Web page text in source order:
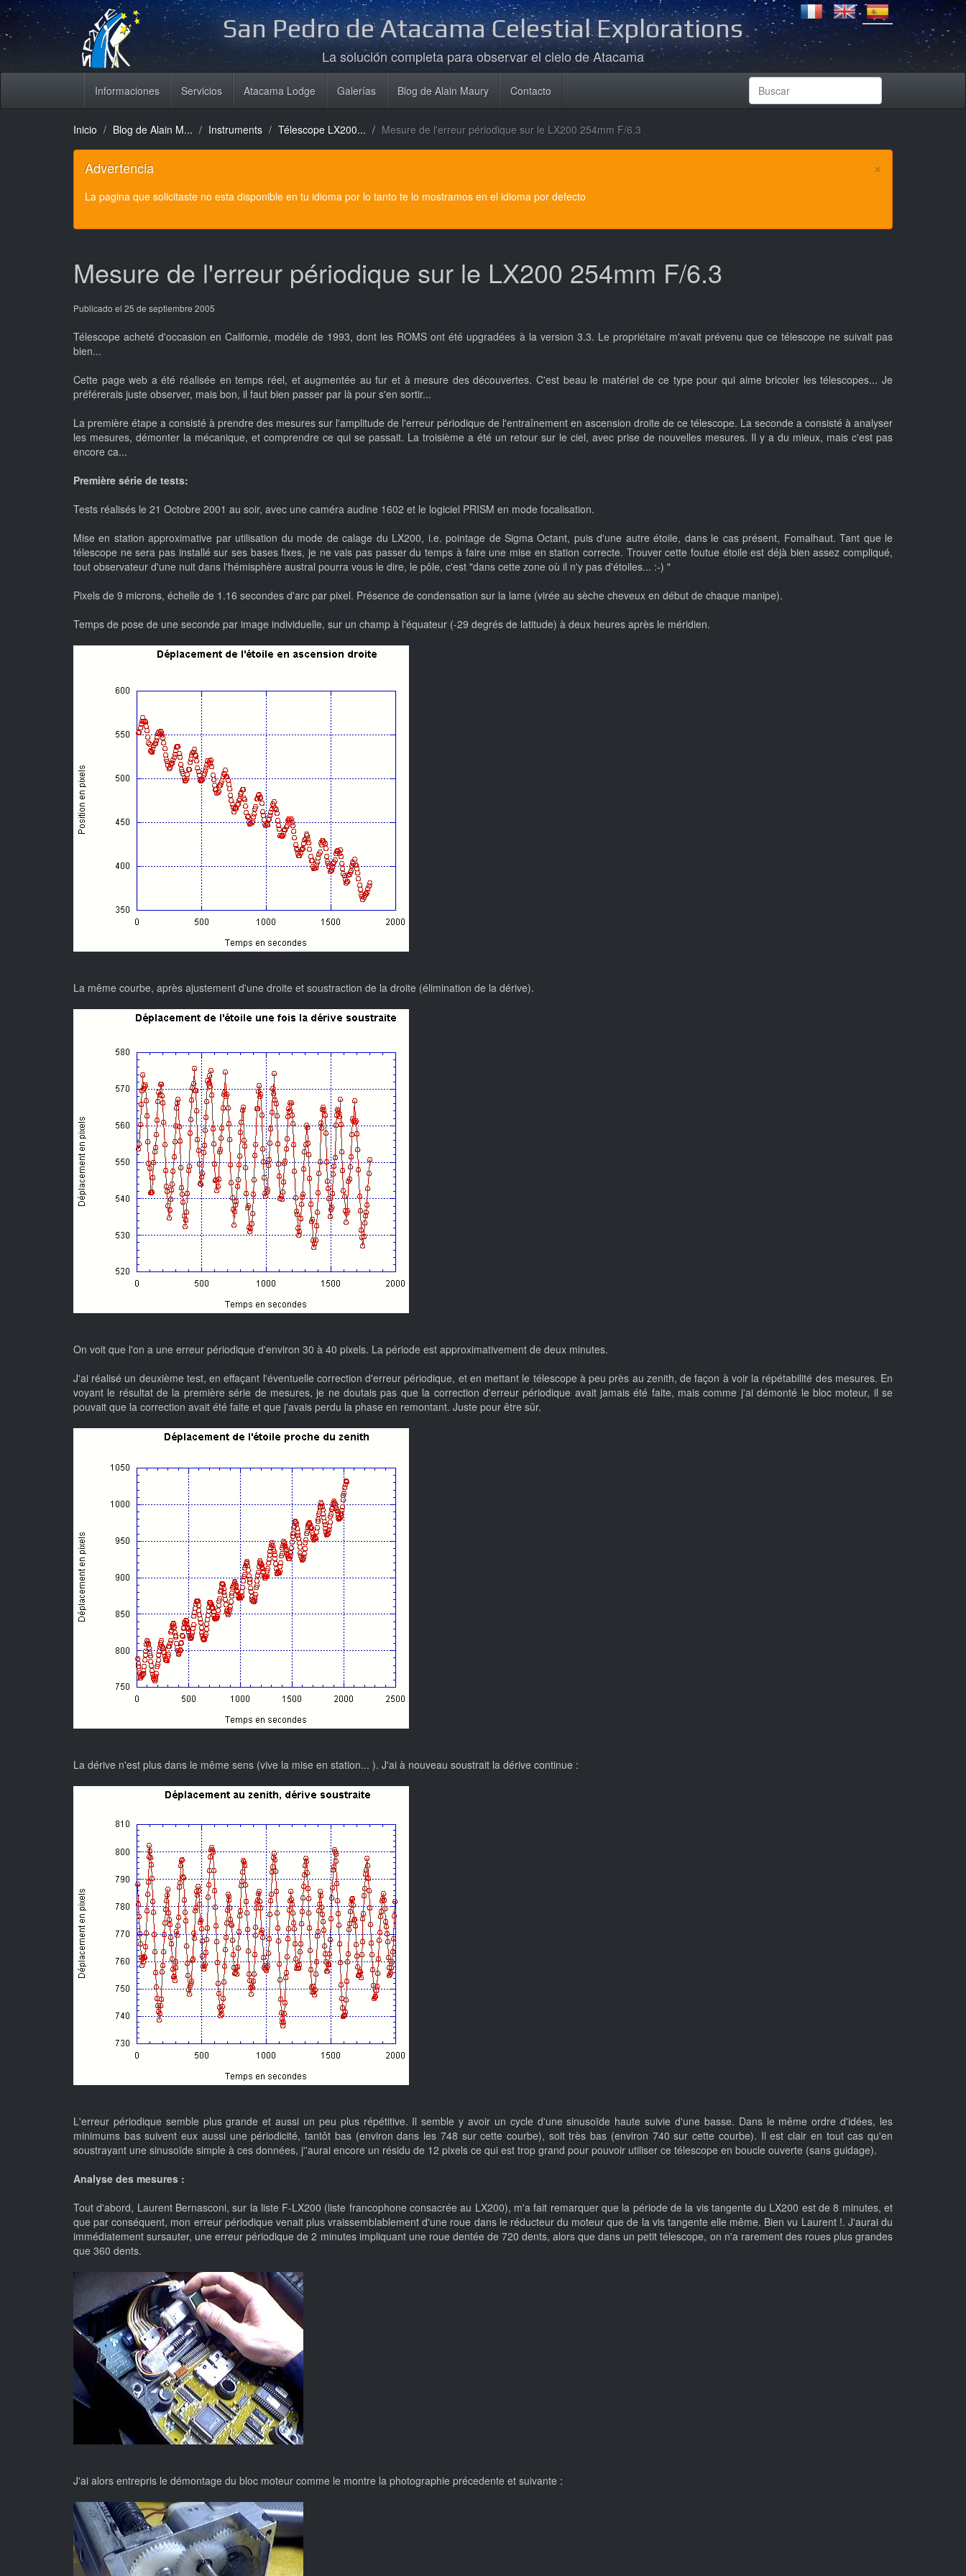
San Pedro de Atacama Celestial Explorations
La solución completa para observar el cielo de Atacama
Informaciones Servicios Atacama Lodge Galerías Blog de Alain Maury Contacto
Inicio Blog de Alain M... Instruments Télescope LX200... Mesure de l'erreur périodique sur le LX200 254mm F/6.3
×
Advertencia
La pagina que solicitaste no esta disponible en tu idioma por lo tanto te lo mostramos en el idioma por defecto
Mesure de l'erreur périodique sur le LX200 254mm F/6.3
Publicado el 25 de septiembre 2005
Télescope acheté d'occasion en Californie, modéle de 1993, dont les ROMS ont été upgradées à la version 3.3. Le propriétaire m'avait prévenu que ce télescope ne suivait pas
bien...
Cette page web a été réalisée en temps réel, et augmentée au fur et à mesure des découvertes. C'est beau le matériel de ce type pour qui aime bricoler les télescopes... Je
préférerais juste observer, mais bon, il faut bien passer par là pour s'en sortir...
La première étape a consisté à prendre des mesures sur l'amplitude de l'erreur périodique de l'entraînement en ascension droite de ce télescope. La seconde a consisté à analyser
les mesures, démonter la mécanique, et comprendre ce qui se passait. La troisième a été un retour sur le ciel, avec prise de nouvelles mesures. Il y a du mieux, mais c'est pas
encore ca...
Première série de tests:
Tests réalisés le 21 Octobre 2001 au soir, avec une caméra audine 1602 et le logiciel PRISM en mode focalisation.
Mise en station approximative par utilisation du mode de calage du LX200, i.e. pointage de Sigma Octant, puis d'une autre étoile, dans le cas présent, Fomalhaut. Tant que le
télescope ne sera pas installé sur ses bases fixes, je ne vais pas passer du temps à faire une mise en station correcte. Trouver cette foutue étoile est déjà bien assez compliqué,
tout observateur d'une nuit dans l'hémisphère austral pourra vous le dire, le pôle, c'est "dans cette zone où il n'y pas d'étoiles... :-) "
Pixels de 9 microns, échelle de 1.16 secondes d'arc par pixel. Présence de condensation sur la lame (virée au sèche cheveux en début de chaque manipe).
Temps de pose de une seconde par image individuelle, sur un champ à l'équateur (-29 degrés de latitude) à deux heures après le méridien.
La même courbe, après ajustement d'une droite et soustraction de la droite (élimination de la dérive).
On voit que l'on a une erreur périodique d'environ 30 à 40 pixels. La période est approximativement de deux minutes.
J'ai réalisé un deuxième test, en effaçant l'éventuelle correction d'erreur périodique, et en mettant le télescope à peu près au zenith, de façon à voir la répétabilité des mesures. En
voyant le résultat de la première série de mesures, je ne doutais pas que la correction d'erreur périodique avait jamais été faite, mais comme j'ai démonté le bloc moteur, il se
pouvait que la correction avait été faite et que j'avais perdu la phase en remontant. Juste pour être sûr.
La dérive n'est plus dans le même sens (vive la mise en station... ). J'ai à nouveau soustrait la dérive continue :
L'erreur périodique semble plus grande et aussi un peu plus répétitive. Il semble y avoir un cycle d'une sinusoïde haute suivie d'une basse. Dans le même ordre d'idées, les
minimums bas suivent eux aussi une périodicité, tantôt bas (environ dans les 748 sur cette courbe), soit très bas (environ 740 sur cette courbe). Il est clair en tout cas qu'en
soustrayant une sinusoïde simple à ces données, j''aurai encore un résidu de 12 pixels ce qui est trop grand pour pouvoir utiliser ce télescope en boucle ouverte (sans guidage).
Analyse des mesures :
Tout d'abord, Laurent Bernasconi, sur la liste F-LX200 (liste francophone consacrée au LX200), m'a fait remarquer que la période de la vis tangente du LX200 est de 8 minutes, et
que par conséquent, mon erreur périodique venait plus vraissemblablement d'une roue dans le réducteur du moteur que de la vis tangente elle même. Bien vu Laurent !. J'aurai du
immédiatement sursauter, une erreur périodique de 2 minutes impliquant une roue dentée de 720 dents, alors que dans un petit télescope, on n'a rarement des roues plus grandes
que 360 dents.
J'ai alors entrepris le démontage du bloc moteur comme le montre la photographie précedente et suivante :